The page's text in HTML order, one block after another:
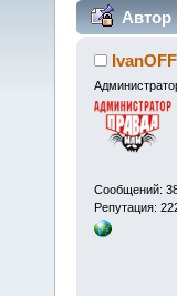
Автор
IvanOFF
Сообщений:
Репутация: